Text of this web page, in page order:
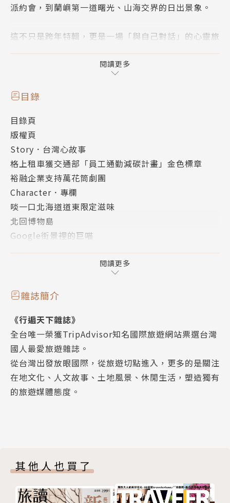
派約會，到蘭嶼第一道曙光、山海交界的日出景象。
這不只是跨年特輯，更是一場「與自己對話」的心靈旅
閱讀更多
目錄
目錄頁
版權頁
Story．台灣心故事
格上租車獲交通部「員工通勤減碳計畫」金色標章
裕融企業支持萬花筒劇團
Character．專欄
啖一口北海道道東限定滋味
北回博物島
Google街景裡的巨喵
PLUS：資深旅遊記者推薦跨年6玩法
Globetrotting．環遊世界
澳門豐儉藝文四玩法
Hot spring．溫泉
捲兔的蘇澳雙泉小旅行（上集）
Brand Story．品牌故事
東和製油
閱讀更多
雜誌簡介
《行遍天下雜誌》
全台唯一榮獲TripAdvisor知名國際旅遊網站票選台灣
國人最愛旅遊雜誌。
從台灣出發放眼國際，從旅遊切點進入，更多的是關注
在地文化、人文故事、土地風景、休閒生活，塑造獨有
的旅遊媒體態度。
其他人也買了